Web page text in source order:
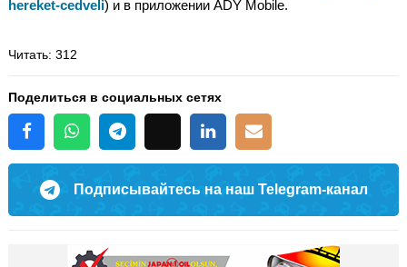
hereket-cedveli) и в приложении ADY Mobile.
Читать: 312
Поделиться в социальных сетях
Подписывайтесь на наш Telegram-канал